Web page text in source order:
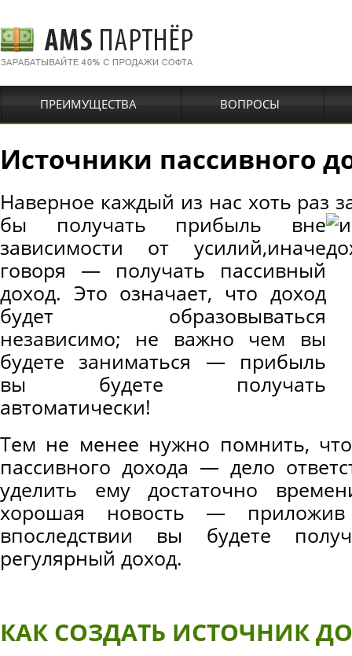
ПРЕИМУЩЕСТВА ВОПРОСЫ
Источники пассивного
Наверное каждый из нас хоть раз
бы получать прибыль вне
зависимости от усилий,иначе
говоря — получать пассивный
доход. Это означает, что доход
будет образовываться
независимо; не важно чем вы
будете заниматься — прибыль
вы будете получать
автоматически!
Тем не менее нужно помнить,
пассивного дохода — дело
уделить ему достаточно
хорошая новость —
впоследствии вы будете
регулярный доход.
КАК СОЗДАТЬ ИСТОЧНИК